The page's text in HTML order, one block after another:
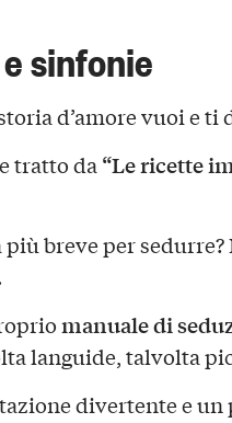
sinfonie
d’amore vuoi e ti
tratto da “Le ricette
più breve per
manuale di
languide, talvolta
divertente e un